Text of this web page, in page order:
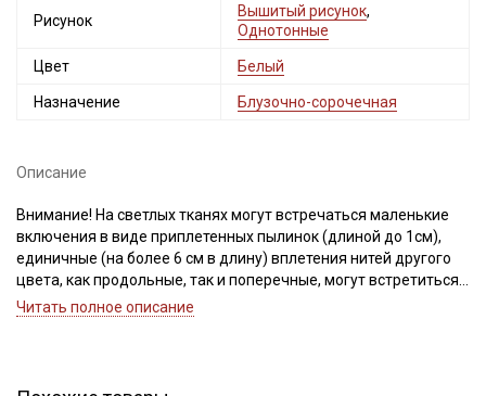
Рисунок
Вышитый рисунок,
Однотонные
Цвет Белый
Назначение Блузочно-сорочечная
Описание
Внимание! На светлых тканях могут встречаться маленькие
включения в виде приплетенных пылинок (длиной до 1см),
единичные (на более 6 см в длину) вплетения нитей другого
цвета, как продольные, так и поперечные, могут встретиться
маленькие пятнышки темного цвета (размер пятнышка не
Ширина ткани ± 2 см.
Читать полное описание